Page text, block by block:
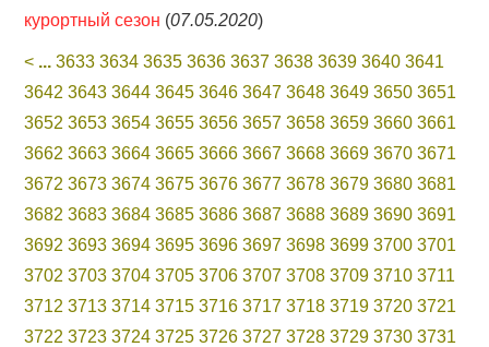
курортный сезон (07.05.2020)
< ... 3633 3634 3635 3636 3637 3638 3639 3640 3641
3642 3643 3644 3645 3646 3647 3648 3649 3650 3651
3652 3653 3654 3655 3656 3657 3658 3659 3660 3661
3662 3663 3664 3665 3666 3667 3668 3669 3670 3671
3672 3673 3674 3675 3676 3677 3678 3679 3680 3681
3682 3683 3684 3685 3686 3687 3688 3689 3690 3691
3692 3693 3694 3695 3696 3697 3698 3699 3700 3701
3702 3703 3704 3705 3706 3707 3708 3709 3710 3711
3712 3713 3714 3715 3716 3717 3718 3719 3720 3721
3722 3723 3724 3725 3726 3727 3728 3729 3730 3731